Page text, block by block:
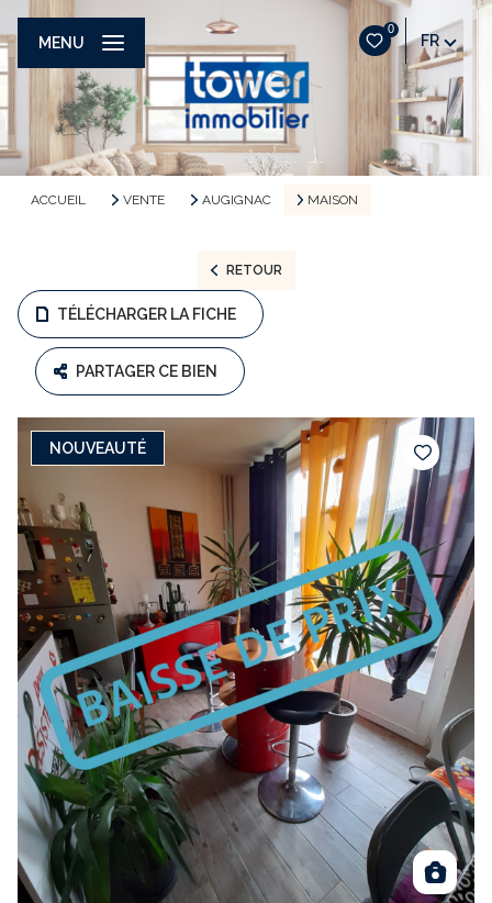
0
FR
MENU
ACCUEIL VENTE AUGIGNAC MAISON
RETOUR
TÉLÉCHARGER LA FICHE
PARTAGER CE BIEN
NOUVEAUTÉ